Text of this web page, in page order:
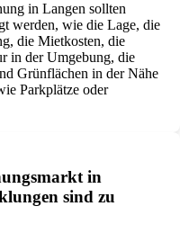
in Langen sollten
werden, wie die Lage, die
die Mietkosten, die
in der Umgebung, die
Grünflächen in der Nähe
Parkplätze oder
in
sind zu